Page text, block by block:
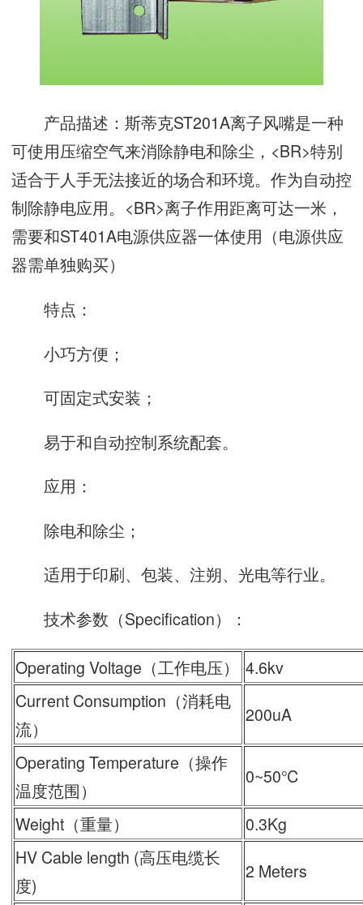
产品描述：斯蒂克ST201A离子风嘴是一种
可使用压缩空气来消除静电和除尘，<BR>特别
适合于人手无法接近的场合和环境。作为自动控
制除静电应用。<BR>离子作用距离可达一米，
需要和ST401A电源供应器一体使用（电源供应
器需单独购买）
特点：
小巧方便；
可固定式安装；
易于和自动控制系统配套。
应用：
除电和除尘；
适用于印刷、包装、注朔、光电等行业。
技术参数（Specification）：
Operating Voltage（工作电压）
4.6kv
Current Consumption（消耗电
流）
200uA
Operating Temperature（操作
温度范围）
0~50℃
Weight（重量）
0.3Kg
HV Cable length (高压电缆长
度)
2 Meters